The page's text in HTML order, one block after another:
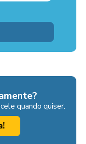
quando quiser.